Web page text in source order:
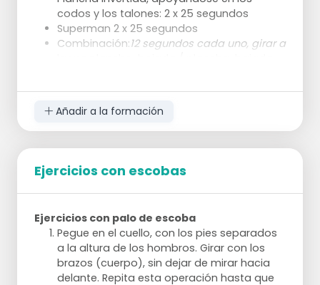
codos y los talones: 2 x 25 segundos
Superman 2 x 25 segundos
Combinación:12 segundos cada uno, girar a
Añadir a la formación
Ejercicios con escobas
Ejercicios con palo de escoba
Pegue en el cuello, con los pies separados
a la altura de los hombros. Girar con los
brazos (cuerpo), sin dejar de mirar hacia
delante. Repita esta operación hasta que